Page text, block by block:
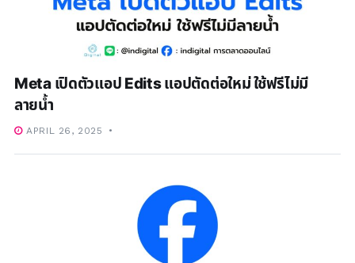
Meta เปิดตัวแอป Edits แอปตัดต่อใหม่ ใช้ฟรีไม่มี
ลายน้ำ
APRIL 26, 2025